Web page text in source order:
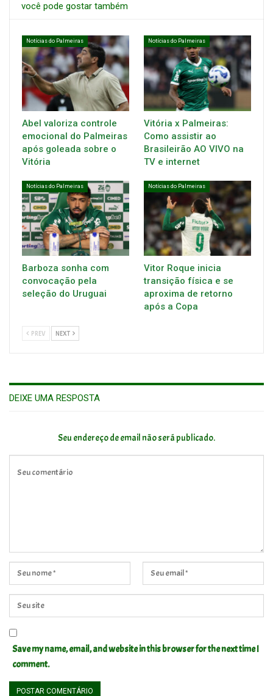
você pode gostar também
Notícias do Palmeiras
Abel valoriza controle
emocional do Palmeiras
após goleada sobre o
Vitória
Notícias do Palmeiras
Vitória x Palmeiras:
Como assistir ao
Brasileirão AO VIVO na
TV e internet
Notícias do Palmeiras
Barboza sonha com
convocação pela
seleção do Uruguai
Notícias do Palmeiras
Vitor Roque inicia
transição física e se
aproxima de retorno
após a Copa
PREV NEXT
DEIXE UMA RESPOSTA
Seu endereço de email não será publicado.
Save my name, email, and website in this browser for the next time I
comment.